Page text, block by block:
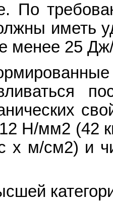
По
иметь
менее 25
Н/мм2 (42
x м/см2) и